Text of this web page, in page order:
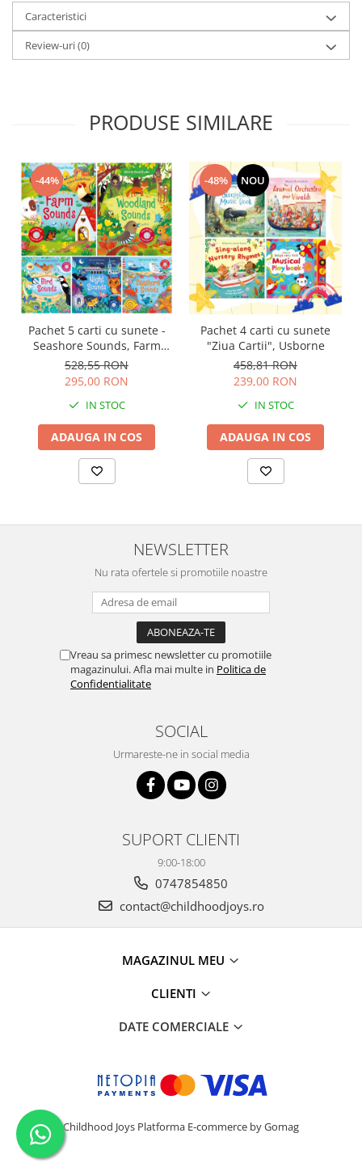
Caracteristici
Review-uri(0)
PRODUSE SIMILARE
-44%
Pachet 5 carti cu sunete -
Seashore Sounds, Farm
Sounds, Woodland Sounds,
Bird Sounds, Night Sounds
528,55 RON
295,00 RON
IN STOC
ADAUGA IN COS
-48% NOU
Pachet 4 carti cu sunete
"Ziua Cartii", Usborne
458,81 RON
239,00 RON
IN STOC
ADAUGA IN COS
NEWSLETTER
Nu rata ofertele si promotiile noastre
Vreau sa primesc newsletter cu promotiile
magazinului. Afla mai multe in Politica de
Confidentialitate
SOCIAL
Urmareste-ne in social media
SUPORT CLIENTI
9:00-18:00
0747854850
contact@childhoodjoys.ro
MAGAZINUL MEU
CLIENTI
DATE COMERCIALE
Childhood Joys Platforma E-commerce by Gomag